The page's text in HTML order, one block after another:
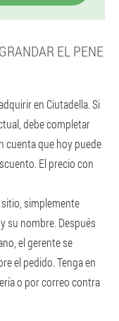
EL PENE
en Ciutadella. Si
debe completar
cuenta que hoy puede
El precio con
simplemente
su nombre. Después
el gerente se
el pedido. Tenga en
o por correo contra